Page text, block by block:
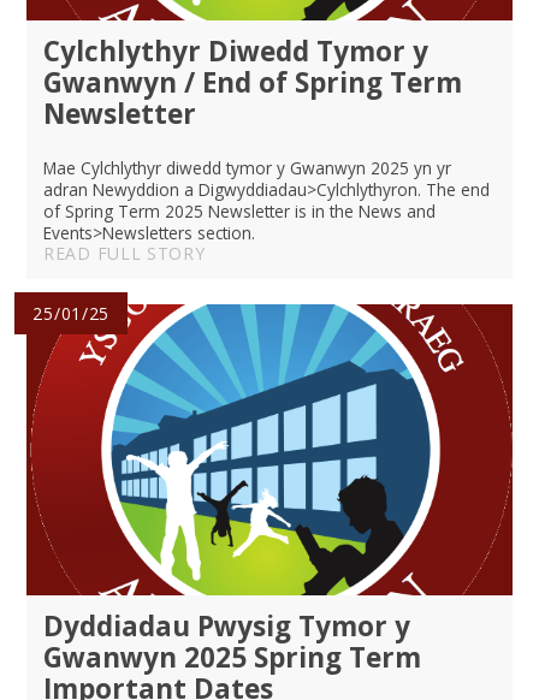
Cylchlythyr Diwedd Tymor y
Gwanwyn / End of Spring Term
Newsletter
Mae Cylchlythyr diwedd tymor y Gwanwyn 2025 yn yr
adran Newyddion a Digwyddiadau>Cylchlythyron. The end
of Spring Term 2025 Newsletter is in the News and
Events>Newsletters section.
READ FULL STORY
25/01/25
Dyddiadau Pwysig Tymor y
Gwanwyn 2025 Spring Term
Important Dates